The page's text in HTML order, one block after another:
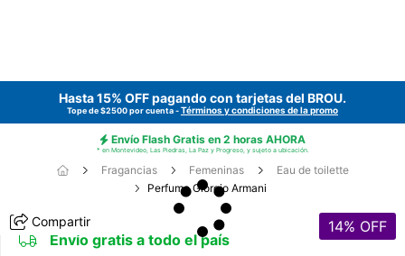
Hasta 15% OFF pagando con tarjetas del BROU.
Tope de $2500 por cuenta -Términos y condiciones de la promo
Envío Flash Gratis en 2 horas AHORA
* en Montevideo, Las Piedras, La Paz y Progreso, y sujeto a ubicación.
Fragancias Femeninas
Eau de toilette
Perfume Giorgio Armani
Compartir 14% OFF
Envío gratis a todo el país